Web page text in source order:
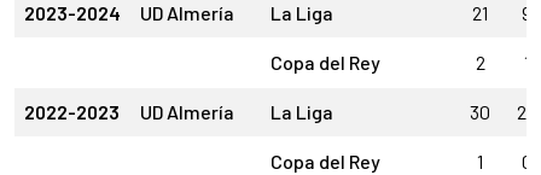
2023-2024 UD Almería La Liga 21 9
Copa del Rey 2 1
2022-2023 UD Almería La Liga 30 20
Copa del Rey 1 0